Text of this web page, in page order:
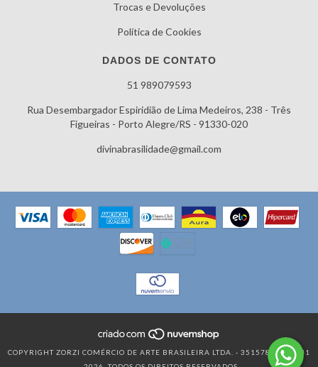
Trocas e Devoluções
Política de Cookies
DADOS DE CONTATO
51 989079593
Rua Desembargador Espiridião de Lima Medeiros, 238 - Três
Figueiras - Porto Alegre/RS - 91330-020
divinabrasilidade@gmail.com
COPYRIGHT ZORZI COMÉRCIO DE ARTE BRASILEIRA LTDA. - 35157819000141